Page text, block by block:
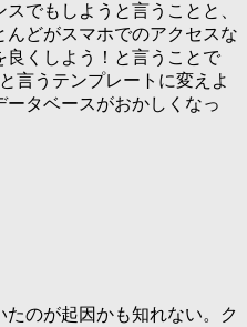
でもしようと言うことと、
どがスマホでのアクセスな
くしよう！と言うことで
と言うテンプレートに変えよ
ータベースがおかしくなっ
のが起因かも知れない。ク